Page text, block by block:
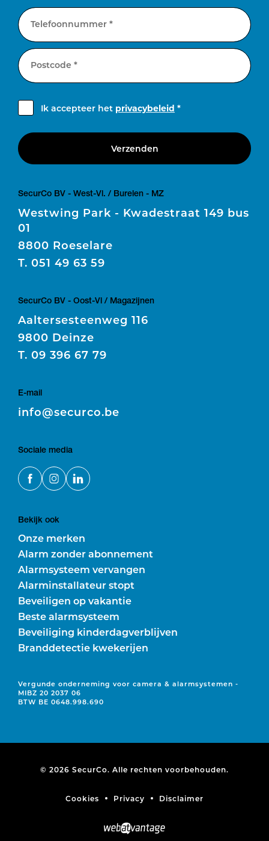
Telefoonnummer *
Postcode *
Ik accepteer het privacybeleid *
Verzenden
SecurCo BV - West-Vl. / Burelen - MZ
Westwing Park - Kwadestraat 149 bus
01
8800 Roeselare
T. 051 49 63 59
SecurCo BV - Oost-Vl / Magazijnen
Aaltersesteenweg 116
9800 Deinze
T. 09 396 67 79
E-mail
E
info@securco.be
Sociale media
Bekijk ook
Onze merken
Alarm zonder abonnement
Alarmsysteem vervangen
Alarminstallateur stopt
Beveiligen op vakantie
Beste alarmsysteem
Beveiliging kinderdagverblijven
Branddetectie kwekerijen
Vergunde onderneming voor camera & alarmsystemen -
MIBZ 20 2037 06
BTW BE 0648.998.690
© 2026 SecurCo. Alle rechten voorbehouden.
Cookies Privacy Disclaimer